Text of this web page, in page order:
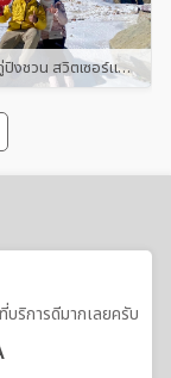
ภูเขาหิมะ ต๋ากู่ปิงชวน สวิตเซอร์แลนด์แดนมังกร
บริการดีมากเลยครับ